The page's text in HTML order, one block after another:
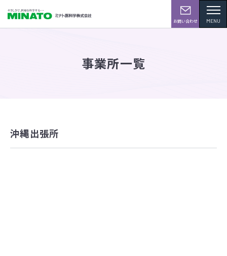
お問い合わせ MENU
事業所一覧
沖縄出張所